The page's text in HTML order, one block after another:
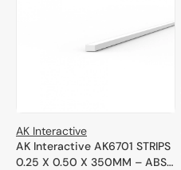
AK Interactive
AK Interactive AK6701 STRIPS
0.25 X 0.50 X 350MM – ABS